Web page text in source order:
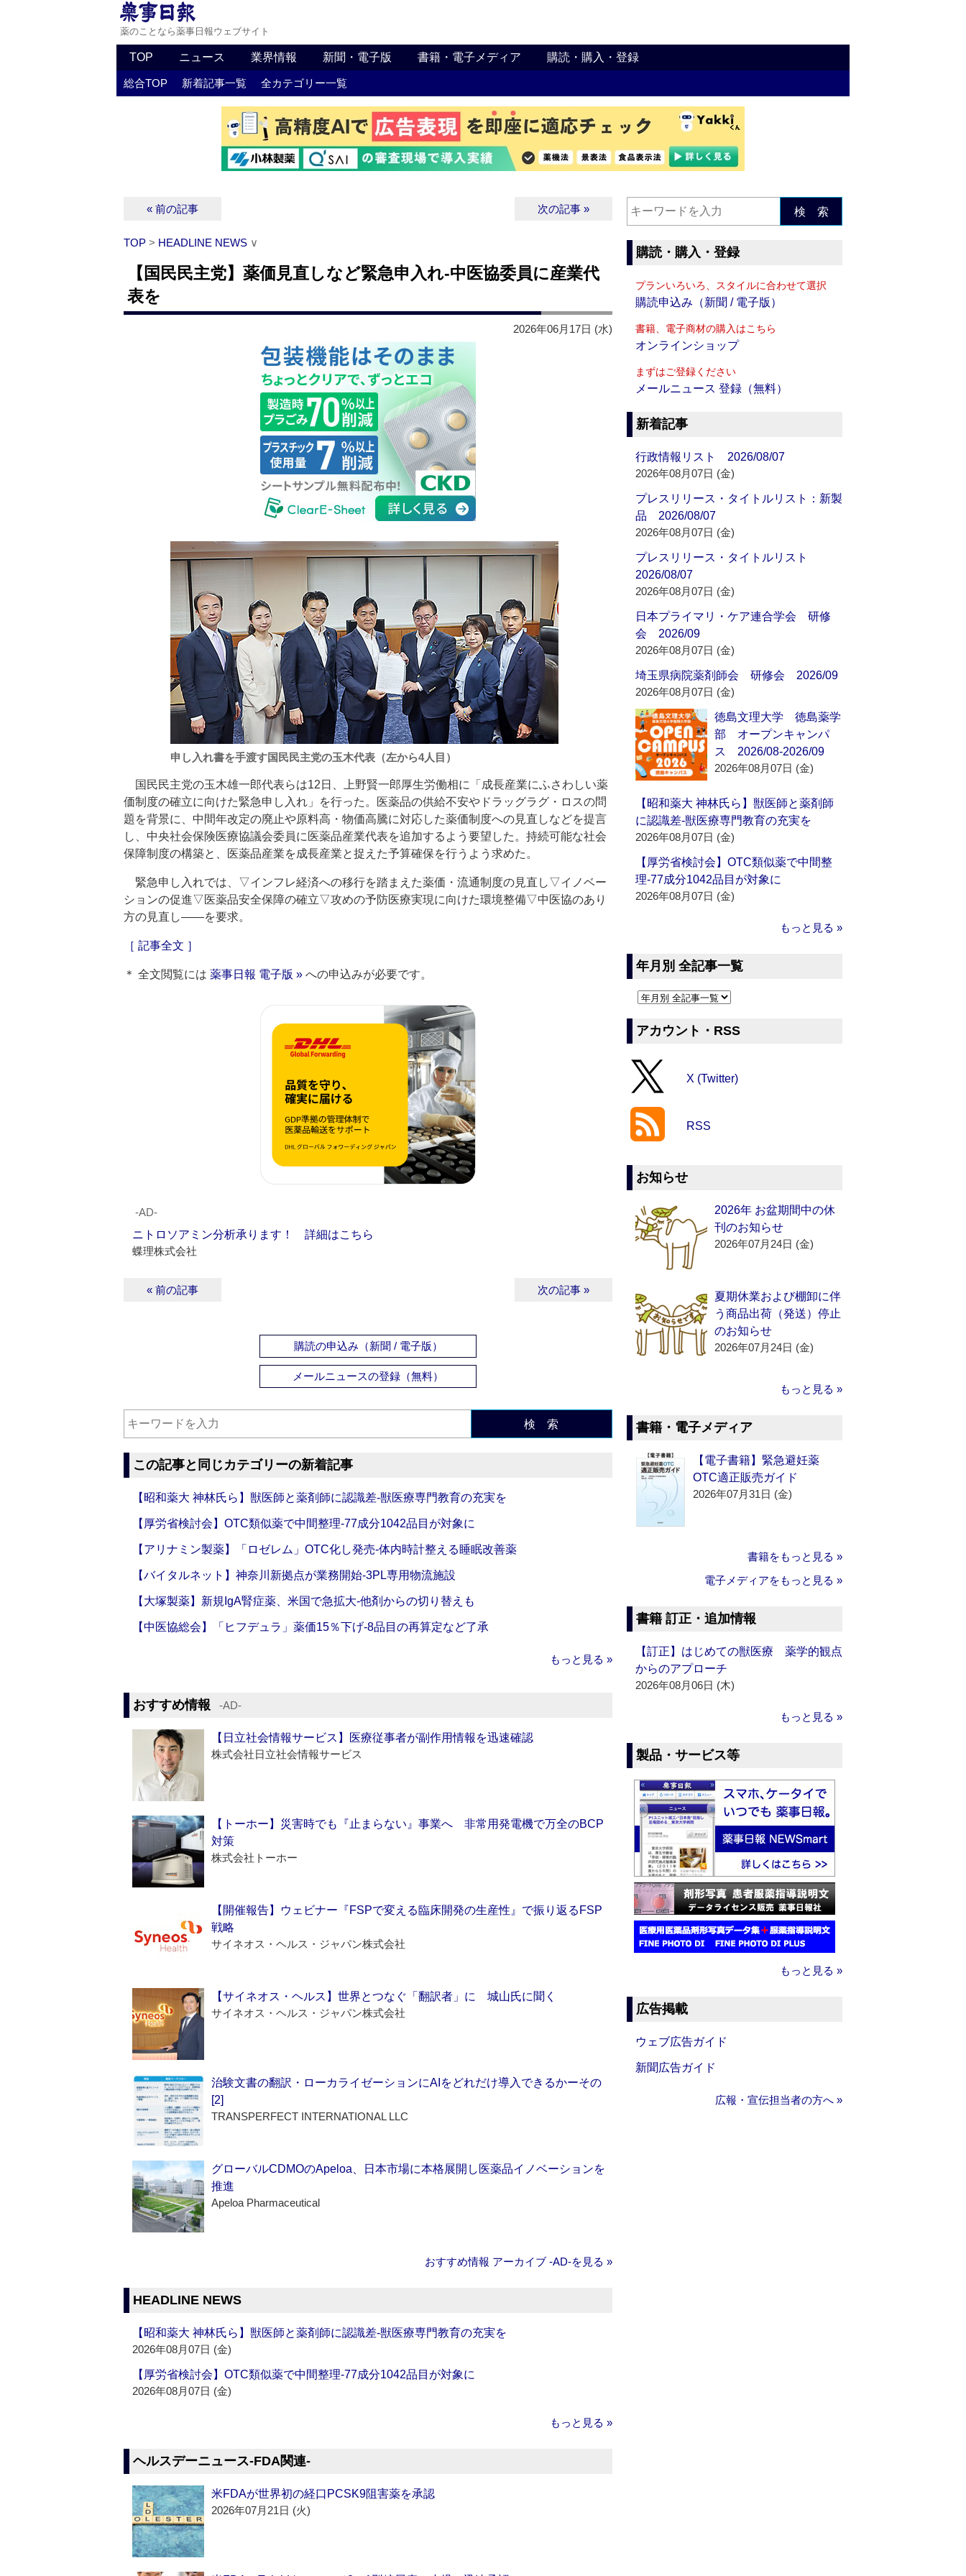
薬のことなら薬事日報ウェブサイト
TOP ニュース 業界情報 新聞・電子版 書籍・電子メディア 購読・購入・登録
総合TOP 新着記事一覧 全カテゴリー一覧
« 前の記事 次の記事 »
TOP > HEADLINE NEWS ∨
【国民民主党】薬価見直しなど緊急申入れ‐中医協委員に産業代
表を
2026年06月17日 (水)
申し入れ書を手渡す国民民主党の玉木代表（左から4人目）
国民民主党の玉木雄一郎代表らは12日、上野賢一郎厚生労働相に「成長産業にふさわしい薬
価制度の確立に向けた緊急申し入れ」を行った。医薬品の供給不安やドラッグラグ・ロスの問
題を背景に、中間年改定の廃止や原料高・物価高騰に対応した薬価制度への見直しなどを提言
し、中央社会保険医療協議会委員に医薬品産業代表を追加するよう要望した。持続可能な社会
保障制度の構築と、医薬品産業を成長産業と捉えた予算確保を行うよう求めた。
緊急申し入れでは、▽インフレ経済への移行を踏まえた薬価・流通制度の見直し▽イノベー
ションの促進▽医薬品安全保障の確立▽攻めの予防医療実現に向けた環境整備▽中医協のあり
方の見直し――を要求。
［ 記事全文 ］
＊ 全文閲覧には 薬事日報 電子版 » への申込みが必要です。
‐AD‐
ニトロソアミン分析承ります！ 詳細はこちら
蝶理株式会社
« 前の記事 次の記事 »
購読の申込み（新聞 / 電子版）
メールニュースの登録（無料）
検 索
この記事と同じカテゴリーの新着記事
【昭和薬大 神林氏ら】獣医師と薬剤師に認識差‐獣医療専門教育の充実を
【厚労省検討会】OTC類似薬で中間整理‐77成分1042品目が対象に
【アリナミン製薬】「ロゼレム」OTC化し発売‐体内時計整える睡眠改善薬
【バイタルネット】神奈川新拠点が業務開始‐3PL専用物流施設
【大塚製薬】新規IgA腎症薬、米国で急拡大‐他剤からの切り替えも
【中医協総会】「ヒフデュラ」薬価15％下げ‐8品目の再算定など了承
もっと見る »
おすすめ情報 ‐AD‐
【日立社会情報サービス】医療従事者が副作用情報を迅速確認
株式会社日立社会情報サービス
【トーホー】災害時でも『止まらない』事業へ 非常用発電機で万全のBCP
対策
株式会社トーホー
【開催報告】ウェビナー『FSPで変える臨床開発の生産性』で振り返るFSP
戦略
サイネオス・ヘルス・ジャパン株式会社
【サイネオス・ヘルス】世界とつなぐ「翻訳者」に 城山氏に聞く
サイネオス・ヘルス・ジャパン株式会社
治験文書の翻訳・ローカライゼーションにAIをどれだけ導入できるかーその
[2]
TRANSPERFECT INTERNATIONAL LLC
グローバルCDMOのApeloa、日本市場に本格展開し医薬品イノベーションを
推進
Apeloa Pharmaceutical
おすすめ情報 アーカイブ ‐AD‐を見る »
HEADLINE NEWS
【昭和薬大 神林氏ら】獣医師と薬剤師に認識差‐獣医療専門教育の充実を
2026年08月07日 (金)
【厚労省検討会】OTC類似薬で中間整理‐77成分1042品目が対象に
2026年08月07日 (金)
もっと見る »
ヘルスデーニュース‐FDA関連‐
米FDAが世界初の経口PCSK9阻害薬を承認
2026年07月21日 (火)
検 索
購読・購入・登録
プランいろいろ、スタイルに合わせて選択
購読申込み（新聞 / 電子版）
書籍、電子商材の購入はこちら
オンラインショップ
まずはご登録ください
メールニュース 登録（無料）
新着記事
行政情報リスト 2026/08/07
2026年08月07日 (金)
プレスリリース・タイトルリスト：新製
品 2026/08/07
2026年08月07日 (金)
プレスリリース・タイトルリスト
2026/08/07
2026年08月07日 (金)
日本プライマリ・ケア連合学会 研修
会 2026/09
2026年08月07日 (金)
埼玉県病院薬剤師会 研修会 2026/09
2026年08月07日 (金)
徳島文理大学 徳島薬学
部 オープンキャンパ
ス 2026/08-2026/09
2026年08月07日 (金)
【昭和薬大 神林氏ら】獣医師と薬剤師
に認識差‐獣医療専門教育の充実を
2026年08月07日 (金)
【厚労省検討会】OTC類似薬で中間整
理‐77成分1042品目が対象に
2026年08月07日 (金)
もっと見る »
年月別 全記事一覧
アカウント・RSS
X (Twitter)
RSS
お知らせ
2026年 お盆期間中の休
刊のお知らせ
2026年07月24日 (金)
夏期休業および棚卸に伴
う商品出荷（発送）停止
のお知らせ
2026年07月24日 (金)
もっと見る »
書籍・電子メディア
【電子書籍】緊急避妊薬
OTC適正販売ガイド
2026年07月31日 (金)
書籍をもっと見る »
電子メディアをもっと見る »
書籍 訂正・追加情報
【訂正】はじめての獣医療 薬学的観点
からのアプローチ
2026年08月06日 (木)
もっと見る »
製品・サービス等
もっと見る »
広告掲載
ウェブ広告ガイド
新聞広告ガイド
広報・宣伝担当者の方へ »